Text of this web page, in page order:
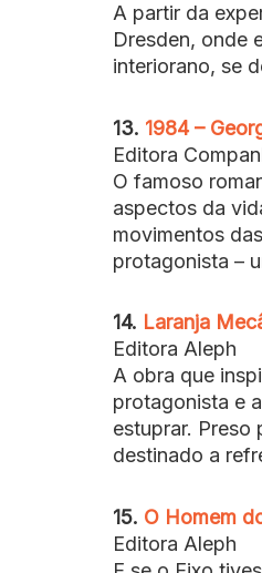
A partir da
Dresden, onde
interiorano, se
13. 1984 –
Editora
O famoso
aspectos da
movimentos
protagonista –
14. Laranja
Editora Aleph
A obra que
protagonista e
estuprar. Preso
destinado a
15. O Homem
Editora Aleph